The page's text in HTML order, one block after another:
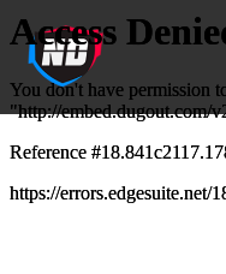
Saltar
al
contenido
Deportes